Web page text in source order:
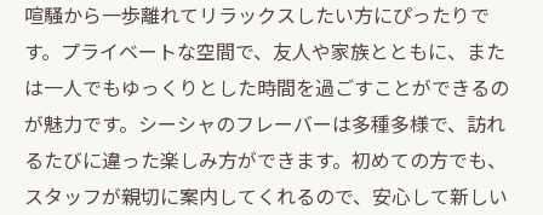
喧騒から一歩離れてリラックスしたい方にぴったりで
す。プライベートな空間で、友人や家族とともに、また
は一人でもゆっくりとした時間を過ごすことができるの
が魅力です。シーシャのフレーバーは多種多様で、訪れ
るたびに違った楽しみ方ができます。初めての方でも、
スタッフが親切に案内してくれるので、安心して新しい